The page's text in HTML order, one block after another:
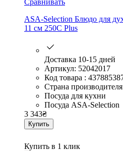
ASA-Selection Блюдо для
11 см 250C Plus
Доставка 10-15 дней
Артикул: 52042017
Код товара :
Страна
Посуда для кухни
Посуда ASA-Selection
3 343₴
Купить
Купить в 1 клик